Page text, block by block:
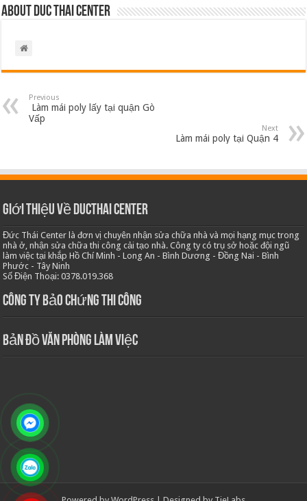
About Duc Thai Center
Previous
Làm mái poly lấy tại quận Gò
Vấp
Next
Làm mái poly tại Quận 4
Giới thiệu về Ducthai Center
Đức Thái Center là đơn vị chuyên nhận sửa chữa nhà và mọi hạng mục trong
nhà ở, nhận sửa chữa thi công cải tạo nhà. Công ty có trụ sở hoặc đội ngũ
làm việc tại khắp Hồ Chí Minh - Long An - Bình Dương - Đồng Nai - Bình
Phước - Tây Ninh
Số Điện Thoại: 0378.019.368
Công ty bảo chứng thi công
Bản Đồ Văn Phòng Làm Việc